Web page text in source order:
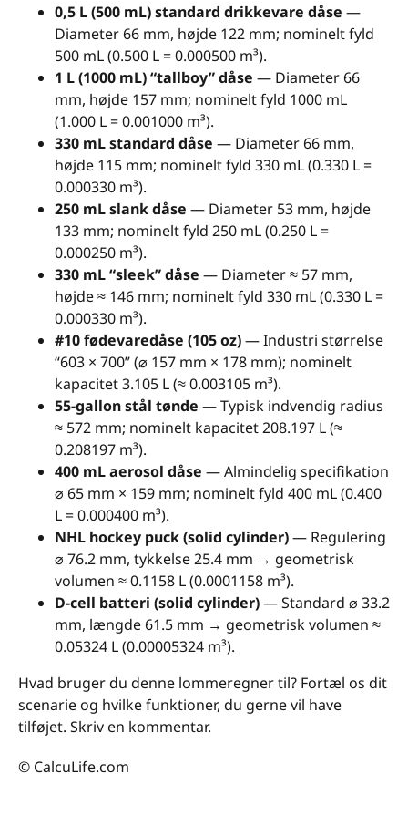
0,5 L (500 mL) standard drikkevare dåse —
Diameter 66 mm, højde 122 mm; nominelt fyld
500 mL (0.500 L = 0.000500 m³).
1 L (1000 mL) “tallboy” dåse — Diameter 66
mm, højde 157 mm; nominelt fyld 1000 mL
(1.000 L = 0.001000 m³).
330 mL standard dåse — Diameter 66 mm,
højde 115 mm; nominelt fyld 330 mL (0.330 L =
0.000330 m³).
250 mL slank dåse — Diameter 53 mm, højde
133 mm; nominelt fyld 250 mL (0.250 L =
0.000250 m³).
330 mL “sleek” dåse — Diameter ≈ 57 mm,
højde ≈ 146 mm; nominelt fyld 330 mL (0.330 L =
0.000330 m³).
#10 fødevaredåse (105 oz)— Industri størrelse
“603 × 700” (⌀ 157 mm × 178 mm); nominelt
kapacitet 3.105 L (≈ 0.003105 m³).
55-gallon stål tønde — Typisk indvendig radius
≈ 572 mm; nominelt kapacitet 208.197 L (≈
0.208197 m³).
400 mL aerosol dåse — Almindelig specifikation
⌀ 65 mm × 159 mm; nominelt fyld 400 mL (0.400
L = 0.000400 m³).
NHL hockey puck (solid cylinder)— Regulering
⌀ 76.2 mm, tykkelse 25.4 mm → geometrisk
volumen ≈ 0.1158 L (0.0001158 m³).
D-cell batteri (solid cylinder)— Standard ⌀ 33.2
mm, længde 61.5 mm → geometrisk volumen ≈
0.05324 L (0.00005324 m³).
Hvad bruger du denne lommeregner til? Fortæl os dit
scenarie og hvilke funktioner, du gerne vil have
tilføjet. Skriv en kommentar.
© CalcuLife.com